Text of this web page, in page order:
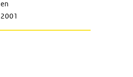
en
2001